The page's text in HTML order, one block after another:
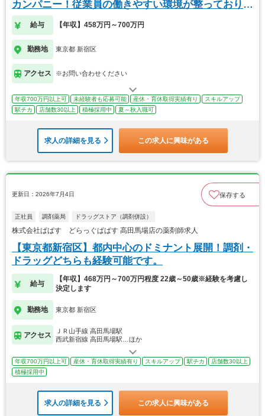
カンパニー！従業員の働きやすい環境が整っておりま
す！
給与 【年収】458万円～700万円
勤務地 東京都 新宿区
アクセス ※お問い合わせください
年収700万円以上可 未経験者も応募可能 産休・育休取得実績有り
スキルアップ
駅チカ
店舗数30以上 積極採用中 夏～秋入職可
求人の詳細を見る この求人に興味がある
更新日：2026年7月4日 保存する
正社員 調剤薬局 ドラッグストア（調剤併設）
株式会社ぱぱす どらっぐぱぱす 高田馬場店の薬剤師求人
【東京都新宿区】都内中心のドミナント展開！調剤・
ドラッグどちらも経験可能です。
給与
【年収】468万円～700万円程度 22歳～50歳※経験を考慮し
決定します
勤務地 東京都 新宿区
アクセス
ＪＲ山手線 高田馬場駅
西武新宿線 高田馬場駅…ほか
年収700万円以上可 産休・育休取得実績有り スキルアップ 駅チカ
店舗数30以上
積極採用中
求人の詳細を見る この求人に興味がある